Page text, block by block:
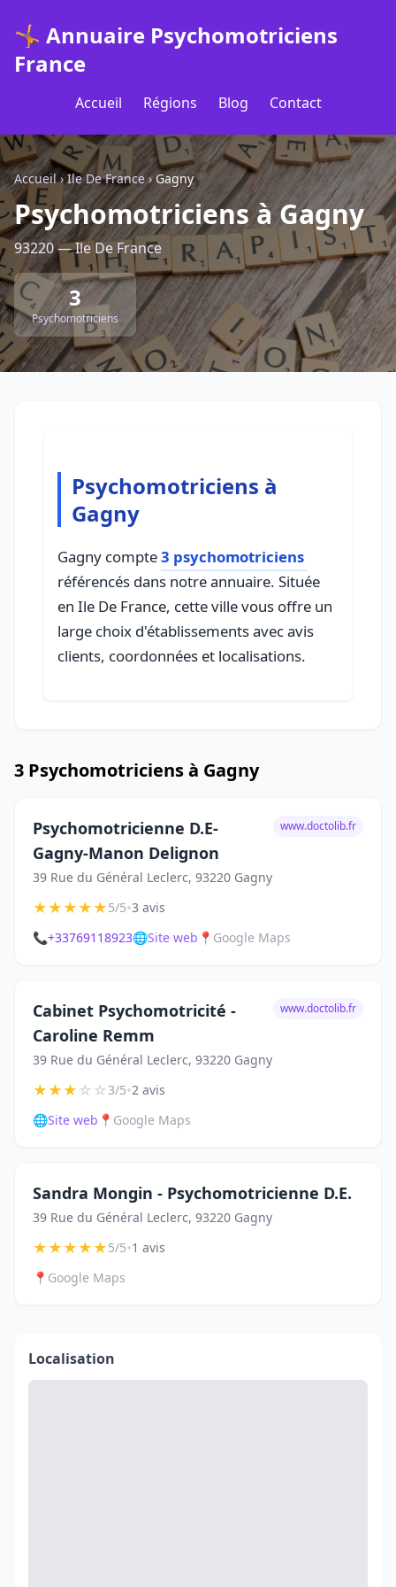
🤸 Annuaire Psychomotriciens
France
Accueil Régions Blog Contact
Accueil›Ile De France›Gagny
Psychomotriciens à Gagny
93220 — Ile De France
3
Psychomotriciens
Psychomotriciens à
Gagny
Gagny compte3 psychomotriciens
référencés dans notre annuaire. Située
en Ile De France, cette ville vous offre un
large choix d'établissements avec avis
clients, coordonnées et localisations.
3 Psychomotriciens à Gagny
Psychomotricienne D.E-
Gagny-Manon Delignon
39 Rue du Général Leclerc, 93220 Gagny
www.doctolib.fr
★★★★★5/5•3 avis
📞+33769118923🌐Site web 📍 Google Maps
Cabinet Psychomotricité -
Caroline Remm
39 Rue du Général Leclerc, 93220 Gagny
www.doctolib.fr
★★★☆☆3/5•2 avis
🌐Site web 📍 Google Maps
Sandra Mongin - Psychomotricienne D.E.
39 Rue du Général Leclerc, 93220 Gagny
★★★★★5/5•1 avis
📍 Google Maps
Localisation